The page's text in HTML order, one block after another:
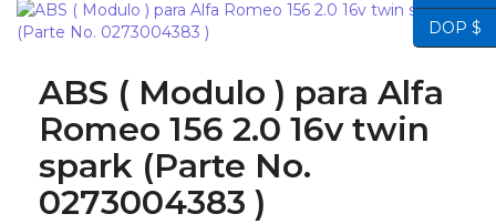
¡OFERTA!
ABS ( Modulo ) para Alfa
Romeo 156 2.0 16v twin
spark (Parte No.
0273004383 )
DOP $